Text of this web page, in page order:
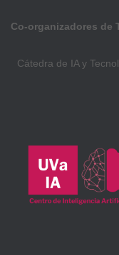
Co-organizadores de
Cátedra de IA y